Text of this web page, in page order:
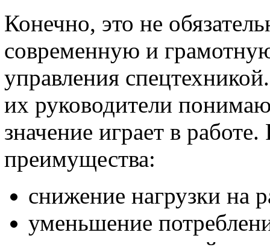
Конечно, это не
современную и
управления
их руководители
значение играет в
преимущества:
снижение нагрузки на
уменьшение